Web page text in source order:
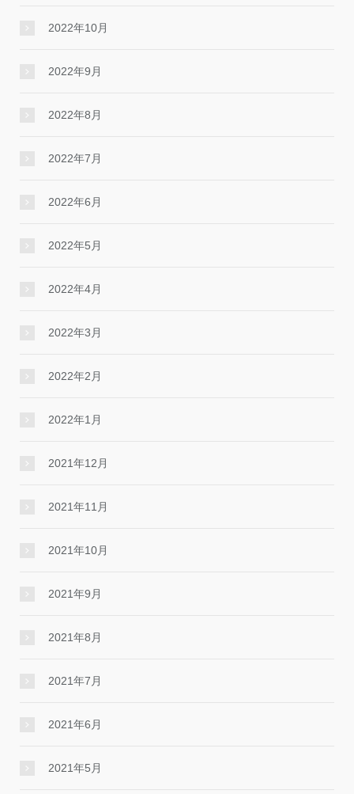
2022年10月
2022年9月
2022年8月
2022年7月
2022年6月
2022年5月
2022年4月
2022年3月
2022年2月
2022年1月
2021年12月
2021年11月
2021年10月
2021年9月
2021年8月
2021年7月
2021年6月
2021年5月